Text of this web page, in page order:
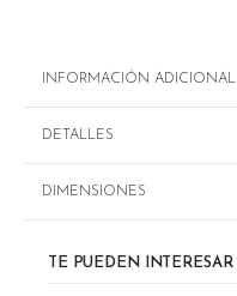
INFORMACIÓN ADICIONAL
DETALLES
DIMENSIONES
TE PUEDEN INTERESAR